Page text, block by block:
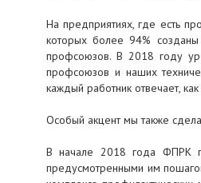
На предприятиях, где есть
которых более 94% созданы
профсоюзов. В 2018 году
профсоюзов и наших
каждый работник отвечает,
Особый акцент мы также
В начале 2018 года ФПРК
предусмотренными им